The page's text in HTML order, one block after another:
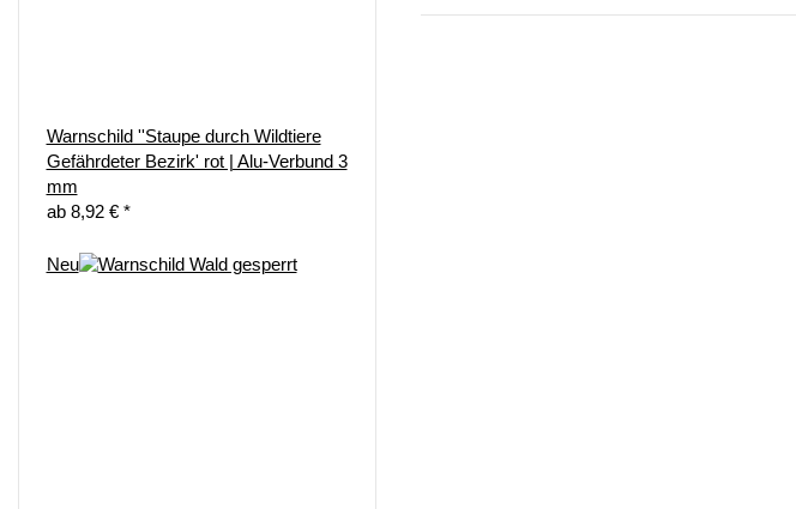
Warnschild ''Staupe durch Wildtiere
Gefährdeter Bezirk' rot | Alu-Verbund 3
mm
ab 8,92 € *
Neu